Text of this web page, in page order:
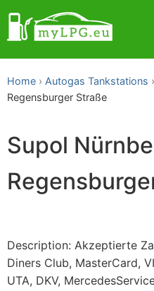
Home Autogas Tankstations
Regensburger Straße
Supol
Description: Akzeptierte
Diners Club, MasterCard,
UTA, DKV,